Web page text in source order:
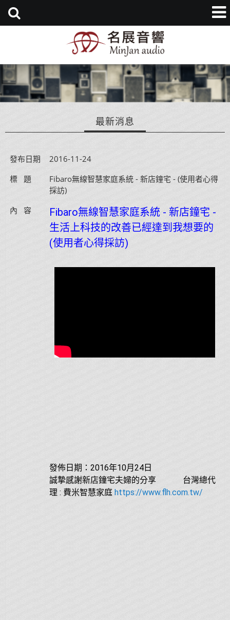
最新消息
發布日期
2016-11-24
標   題
Fibaro無線智慧家庭系統 - 新店鐘宅 - (使用者心得
採訪)
內   容
Fibaro無線智慧家庭系統 - 新店鐘宅 -
生活上科技的改善已經達到我想要的
(使用者心得採訪)
發佈日期：2016年10月24日
誠摯感謝新店鐘宅夫婦的分享 台灣總代
理 : 費米智慧家庭 https://www.flh.com.tw/